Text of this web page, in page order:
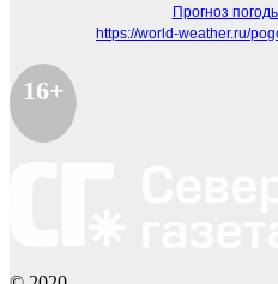
Прогноз
https://world-weather.ru/
16+